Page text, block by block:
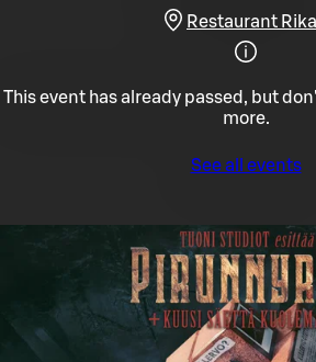
Restaurant
This event has already passed, but
more.
See all events